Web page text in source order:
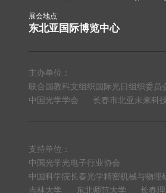
展会地点
东北亚国际博览中心
主办单位：
联合国教科文组织国际光日组织委员
中国光学学会
长春市北亚未来科
支持单位：
中国光学光电子行业协会
中国科学院长春光学精密机械与物理
吉林大学
东北师范大学 长春